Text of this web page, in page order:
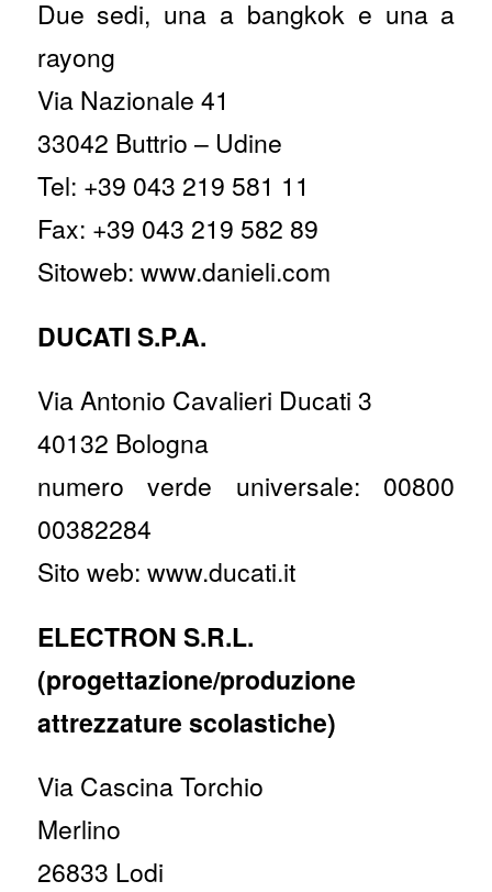
Due sedi, una a bangkok e una a
rayong
Via Nazionale 41
33042 Buttrio – Udine
Tel: +39 043 219 581 11
Fax: +39 043 219 582 89
Sitoweb: www.danieli.com
DUCATI S.P.A.
Via Antonio Cavalieri Ducati 3
40132 Bologna
numero verde universale: 00800
00382284
Sito web: www.ducati.it
ELECTRON S.R.L.
(progettazione/produzione
attrezzature scolastiche)
Via Cascina Torchio
Merlino
26833 Lodi